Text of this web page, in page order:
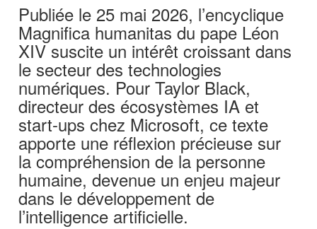
Publiée le 25 mai 2026, l’encyclique
Magnifica humanitas du pape Léon
XIV suscite un intérêt croissant dans
le secteur des technologies
numériques. Pour Taylor Black,
directeur des écosystèmes IA et
start-ups chez Microsoft, ce texte
apporte une réflexion précieuse sur
la compréhension de la personne
humaine, devenue un enjeu majeur
dans le développement de
l’intelligence artificielle.